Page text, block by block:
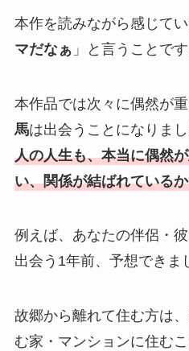
本作を読みながら感じてい
マだなぁ 」と言うことです
本作品では次々に偶然が重
馬は出会うことになりまし
人の人生も、本当に偶然
い、関係が結ばれている
例えば、あなたの伴侶・
出会う1年前、予想できま
故郷から離れて住む方は
む家・マンションに住む